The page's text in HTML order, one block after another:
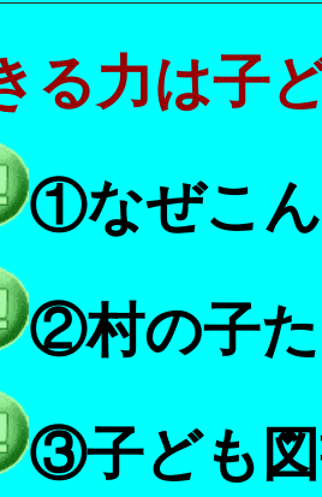
る力は子
①なぜこん
②村の子
③子ども図